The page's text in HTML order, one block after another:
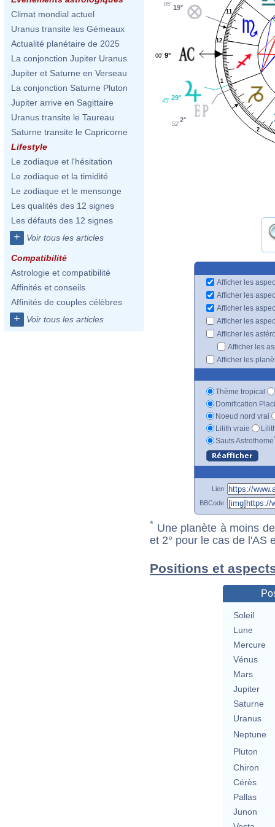
Climat mondial actuel
Uranus transite les Gémeaux
Actualité planétaire de 2025
La conjonction Jupiter Uranus
Jupiter et Saturne en Verseau
La conjonction Saturne Pluton
Jupiter arrive en Sagittaire
Uranus transite le Taureau
Saturne transite le Capricorne
Lifestyle
Le zodiaque et l'hésitation
Le zodiaque et la timidité
Le zodiaque et le mensonge
Les qualités des 12 signes
Les défauts des 12 signes
+ Voir tous les articles
Compatibilité
Astrologie et compatibilité
Affinités et conseils
Affinités de couples célèbres
+ Voir tous les articles
1
2
11
12
19°
05'
9°
00'
29°
45'
2°
52'
Afficher les
Afficher les
Afficher les
Afficher les
Afficher les
Afficher les
Afficher les
Thème tropical
Domification
Noeud nord vrai
Lilith vraie
Sauts Astrotheme
Lien
BBCode
* Une planète à moins
et 2° pour le cas de l'AS
Positions et
Soleil
Lune
Mercure
Vénus
Mars
Jupiter
Saturne
Uranus
Neptune
Pluton
Chiron
Cérès
Pallas
Junon